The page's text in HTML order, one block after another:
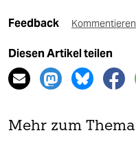
Feedback Kommentieren
Diesen Artikel teilen
Mehr zum Thema